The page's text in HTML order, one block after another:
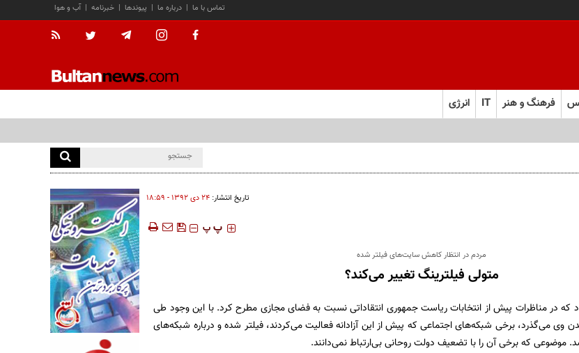
آب و هوا | خبرنامه | پیوندها | درباره ما | تماس با ما
فرهنگ و هنر IT انرژی
تاریخ انتشار: ۲۴ دی ۱۳۹۲ - ۱۸:۵۹
‍‍‍ پ پ
مردم در انتظار کاهش سایت‌های فیلتر شده
متولی فیلترینگ تغییر می‌کند؟
که در مناظرات پیش از انتخابات ریاست جمهوری انتقاداتی نسبت به فضای مجازی مطرح کرد. با این وجود طی
وی می‌گذرد، برخی شبکه‌های اجتماعی که پیش از این آزادانه فعالیت می‌کردند، فیلتر شده و درباره شبکه‌های
که برخی آن را با تضعیف دولت روحانی بی‌ارتباط نمی‌دانند.